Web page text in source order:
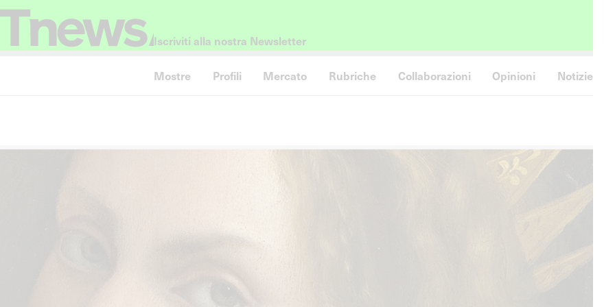
Iscriviti alla nostra Newsletter
Mostre Profili Mercato Rubriche Collaborazioni Opinioni Notizie